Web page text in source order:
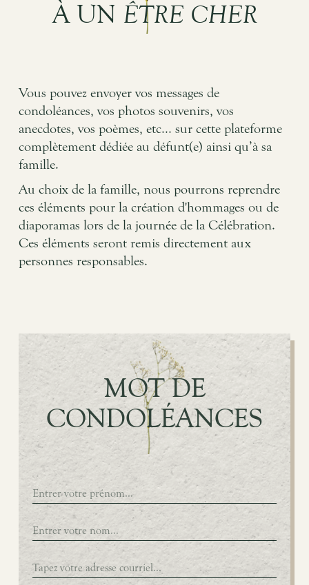
À UN ÊTRE CHER
Vous pouvez envoyer vos messages de
condoléances, vos photos souvenirs, vos
anecdotes, vos poèmes, etc... sur cette plateforme
complètement dédiée au défunt(e) ainsi qu’à sa
famille.
Au choix de la famille, nous pourrons reprendre
ces éléments pour la création d'hommages ou de
diaporamas lors de la journée de la Célébration.
Ces éléments seront remis directement aux
personnes responsables.
MOT DE
CONDOLÉANCES